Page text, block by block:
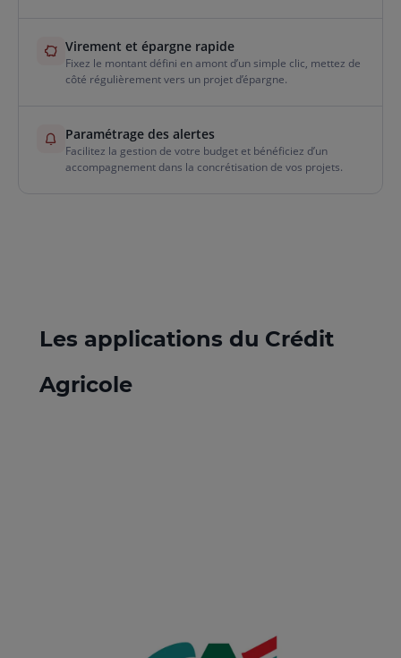
Virement et épargne rapide
Fixez le montant défini en amont d’un simple clic, mettez de
côté régulièrement vers un projet d’épargne.
Paramétrage des alertes
Facilitez la gestion de votre budget et bénéficiez d’un
accompagnement dans la concrétisation de vos projets.
Les applications du Crédit
Agricole